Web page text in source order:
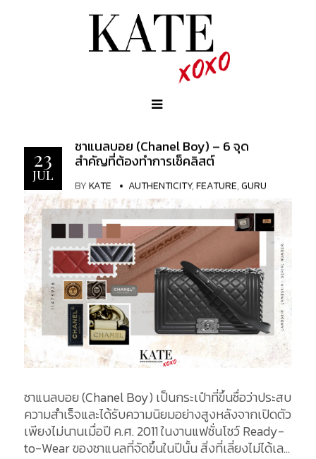
23
JUL
ชาแนลบอย (Chanel Boy) – 6 จุด
สำคัญที่ต้องทำการเช็คลิสต์
BYKATE AUTHENTICITY,FEATURE,GURU
ชาแนลบอย (Chanel Boy) เป็นกระเป๋าที่ขึ้นชื่อว่าประสบ
ความสำเร็จและได้รับความนิยมอย่างสูงหลังจากเปิดตัว
เพียงไม่นานเมื่อปี ค.ศ. 2011 ในงานแฟชั่นโชว์ Ready-
to-Wear ของชาแนลที่จัดขึ้นในปีนั้น สิ่งที่เลี่ยงไม่ได้เลย